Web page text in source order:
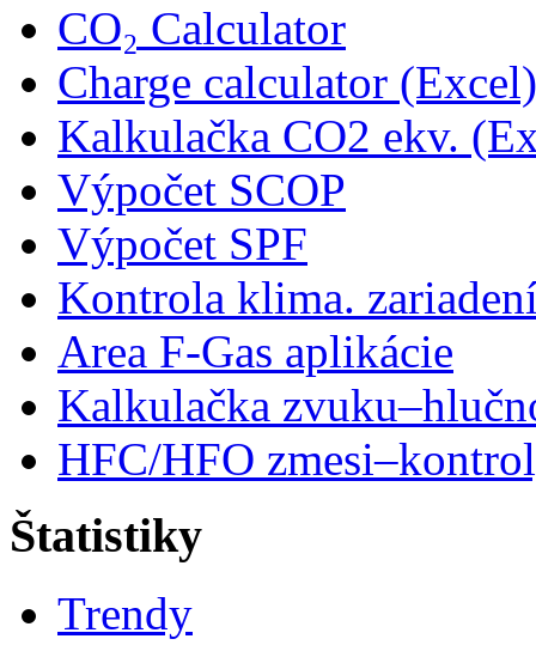
CO₂ Calculator
Charge calculator (Excel)
Kalkulačka CO2 ekv.
Výpočet SCOP
Výpočet SPF
Kontrola klima.
Area F-Gas aplikácie
Kalkulačka
HFC/HFO
Štatistiky
Trendy